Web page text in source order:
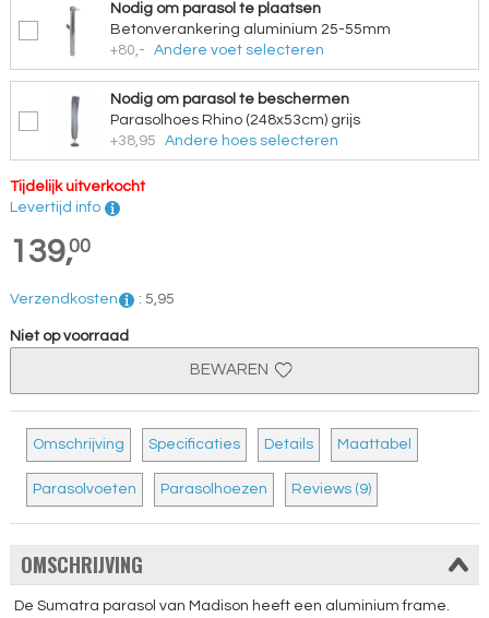
Nodig om parasol te plaatsen
Betonverankering aluminium 25-55mm
+80,-
Andere voet selecteren
Nodig om parasol te beschermen
Parasolhoes Rhino (248x53cm) grijs
+38,95
Andere hoes selecteren
Tijdelijk uitverkocht
Levertijd info
139,00
Verzendkosten : 5,95
Niet op voorraad
BEWAREN
Omschrijving Specificaties Details Maattabel
Parasolvoeten Parasolhoezen Reviews (9)
OMSCHRIJVING
De Sumatra parasol van Madison heeft een aluminium frame.